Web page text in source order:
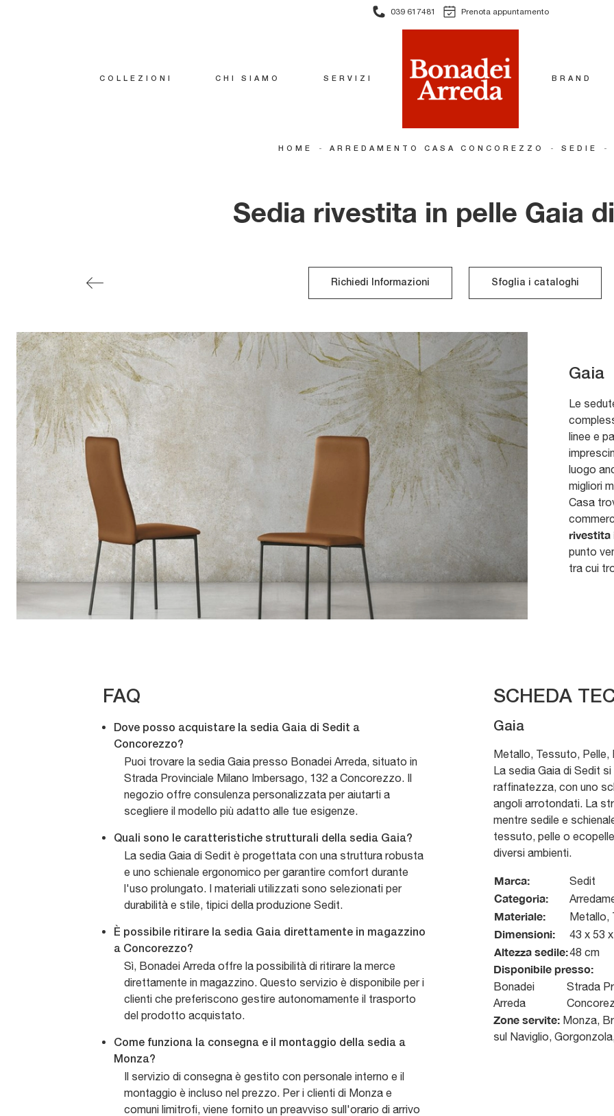
039 617481 Prenota appuntamento
COLLEZIONI CHI SIAMO SERVIZI BRAND
HOME - ARREDAMENTO CASA CONCOREZZO - SEDIE -
Sedia rivestita in pelle Gaia
Richiedi Informazioni Sfoglia i cataloghi
Gaia
Le
linee e
luogo
migliori
Casa
rivestita
punto
tra cui
FAQ
Dove posso acquistare la sedia Gaia di Sedit a
Concorezzo?
Puoi trovare la sedia Gaia presso Bonadei Arreda, situato in
Strada Provinciale Milano Imbersago, 132 a Concorezzo. Il
negozio offre consulenza personalizzata per aiutarti a
scegliere il modello più adatto alle tue esigenze.
Quali sono le caratteristiche strutturali della sedia Gaia?
La sedia Gaia di Sedit è progettata con una struttura robusta
e uno schienale ergonomico per garantire comfort durante
l'uso prolungato. I materiali utilizzati sono selezionati per
durabilità e stile, tipici della produzione Sedit.
È possibile ritirare la sedia Gaia direttamente in magazzino
a Concorezzo?
Sì, Bonadei Arreda offre la possibilità di ritirare la merce
direttamente in magazzino. Questo servizio è disponibile per i
clienti che preferiscono gestire autonomamente il trasporto
del prodotto acquistato.
Come funziona la consegna e il montaggio della sedia a
Monza?
Il servizio di consegna è gestito con personale interno e il
montaggio è incluso nel prezzo. Per i clienti di Monza e
comuni limitrofi, viene fornito un preavviso sull'orario di arrivo
SCHEDA
Gaia
Metallo, Tessuto, Pelle,
La sedia Gaia di Sedit
raffinatezza, con uno
angoli arrotondati. La
mentre sedile e
tessuto, pelle o
diversi ambienti.
Marca: Sedit
Categoria:
Materiale: Metallo,
Dimensioni: 43 x 53
Altezza sedile:48 cm
Disponibile presso:
Bonadei
Arreda
Strada
Zone servite: Monza,
sul Naviglio,